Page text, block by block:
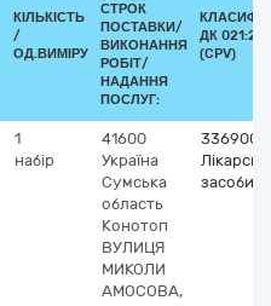
КІЛЬКІСТЬ
/
ОД.ВИМІРУ
СТРОК
ПОСТАВКИ/
ВИКОНАННЯ
РОБІТ/
НАДАННЯ
ПОСЛУГ:
ДК
(CPV)
1
набір
41600
Україна
Сумська
область
Конотоп
ВУЛИЦЯ
МИКОЛИ
АМОСОВА,
Лікарські
засоби